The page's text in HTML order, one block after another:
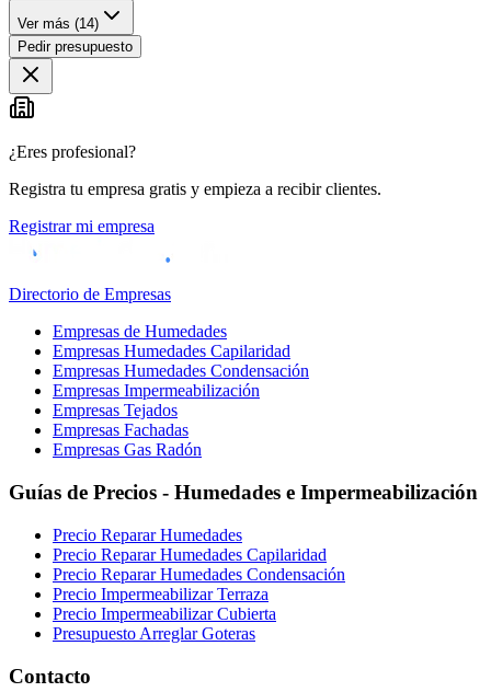
Ver más (14)
Pedir presupuesto
¿Eres profesional?
Registra tu empresa gratis y empieza a recibir clientes.
Registrar mi empresa
Directorio de Empresas
Empresas de Humedades
Empresas Humedades Capilaridad
Empresas Humedades Condensación
Empresas Impermeabilización
Empresas Tejados
Empresas Fachadas
Empresas Gas Radón
Guías de Precios - Humedades e Impermeabilización
Precio Reparar Humedades
Precio Reparar Humedades Capilaridad
Precio Reparar Humedades Condensación
Precio Impermeabilizar Terraza
Precio Impermeabilizar Cubierta
Presupuesto Arreglar Goteras
Contacto